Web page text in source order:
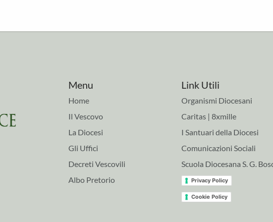
Menu
Home
Il Vescovo
La Diocesi
Gli Uffici
Decreti Vescovili
Albo Pretorio
Link Utili
Organismi Diocesani
Caritas | 8xmille
I Santuari della Diocesi
Comunicazioni Sociali
Scuola Diocesana S. G.
Privacy Policy
Cookie Policy